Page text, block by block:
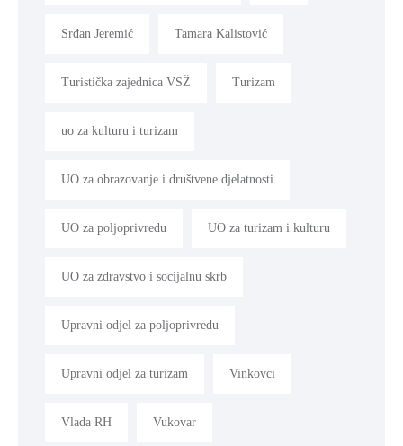
Srđan Jeremić Tamara Kalistović
Turistička zajednica VSŽ Turizam
uo za kulturu i turizam
UO za obrazovanje i društvene djelatnosti
UO za poljoprivredu UO za turizam i kulturu
UO za zdravstvo i socijalnu skrb
Upravni odjel za poljoprivredu
Upravni odjel za turizam Vinkovci
Vlada RH Vukovar